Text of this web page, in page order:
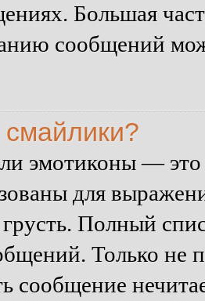
Большая
сообщений
смайлики?
эмотиконы — это
для
грусть. Полный
Только не
сообщение